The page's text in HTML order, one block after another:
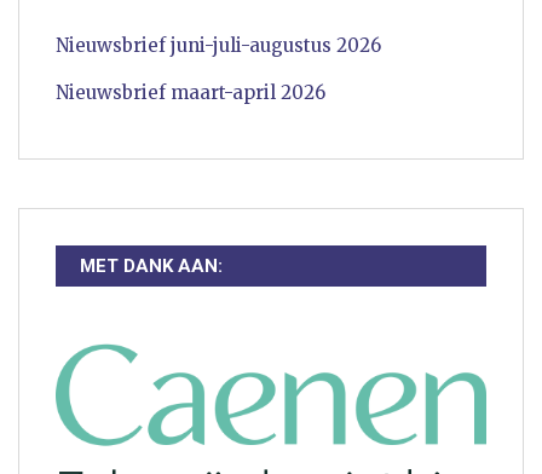
Nieuwsbrief juni-juli-augustus 2026
Nieuwsbrief maart-april 2026
MET DANK AAN: